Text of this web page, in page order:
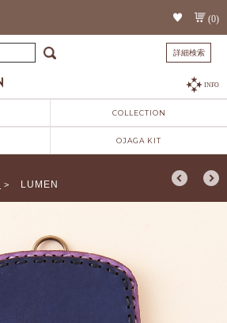
(0)
詳細検索
INFO
COLLECTION
OJAGA KIT
> LUMEN